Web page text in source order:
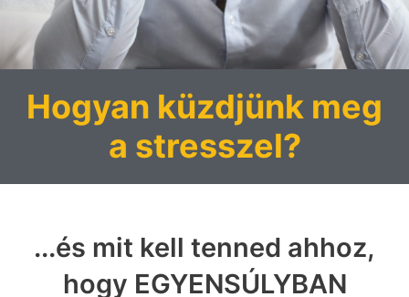
Hogyan küzdjünk meg
a stresszel?
...és mit kell tenned ahhoz,
hogy EGYENSÚLYBAN